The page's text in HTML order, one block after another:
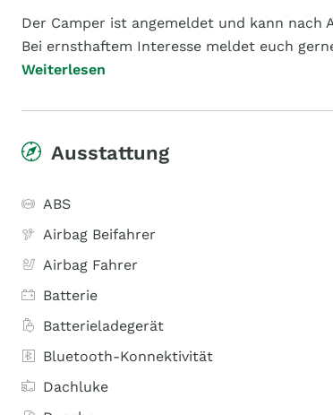
Der Camper ist angemeldet und kann
Bei ernsthaftem Interesse meldet euch
Weiterlesen
Ausstattung
ABS
Airbag Beifahrer
Airbag Fahrer
Batterie
Batterieladegerät
Bluetooth-Konnektivität
Dachluke